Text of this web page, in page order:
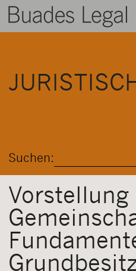
Suchen:
Vorstellung